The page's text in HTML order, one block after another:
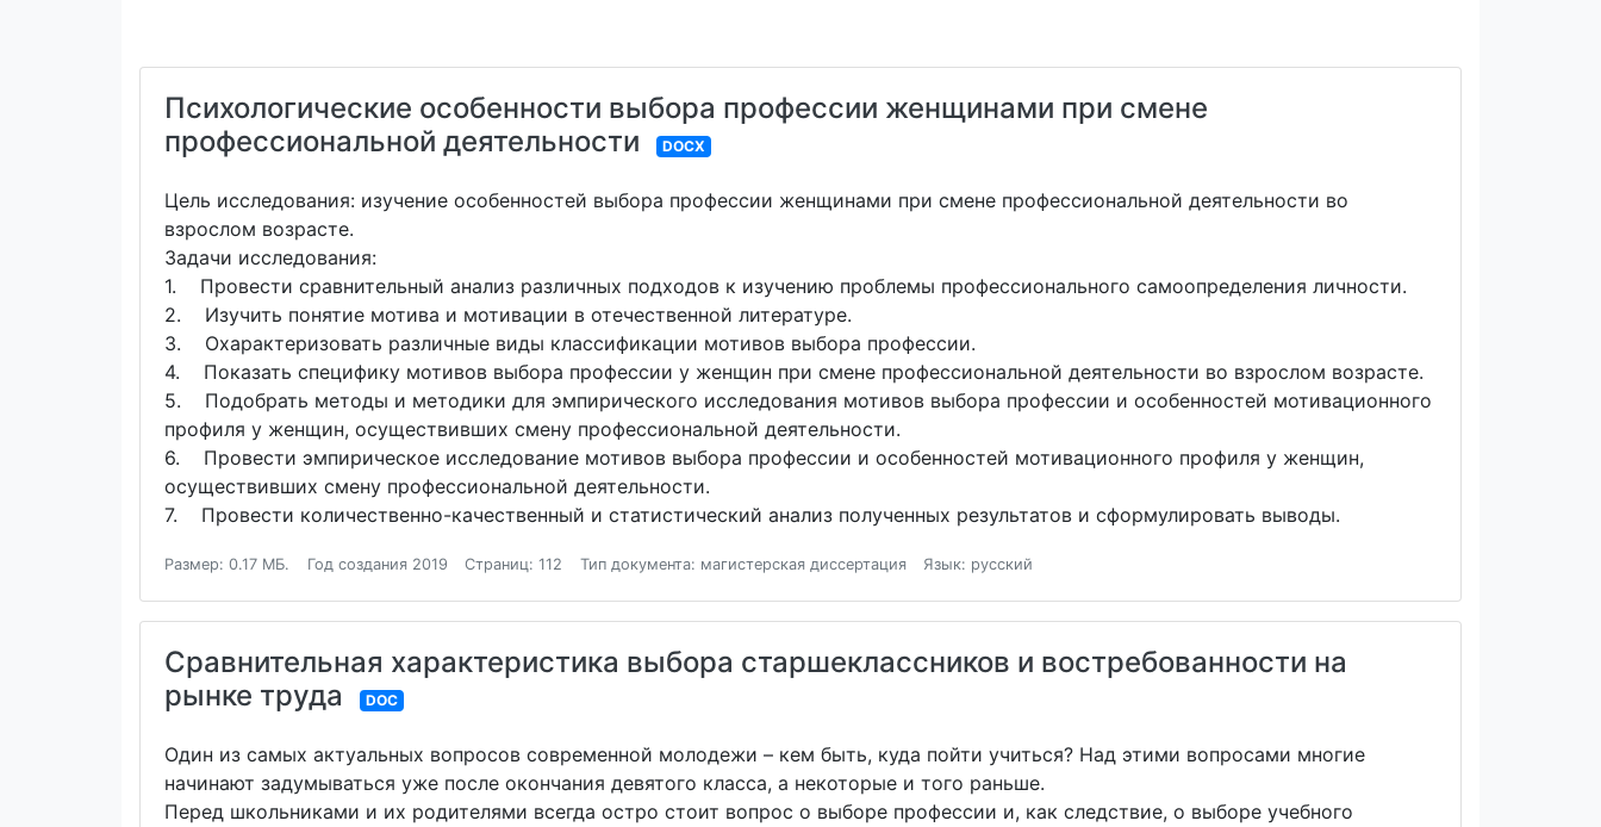
Психологические особенности выбора профессии женщинами при смене
профессиональной деятельности
DOCX
Цель исследования: изучение особенностей выбора профессии женщинами при смене профессиональной деятельности во
взрослом возрасте.
Задачи исследования:
1. Провести сравнительный анализ различных подходов к изучению проблемы профессионального самоопределения личности.
2. Изучить понятие мотива и мотивации в отечественной литературе.
3. Охарактеризовать различные виды классификации мотивов выбора профессии.
4. Показать специфику мотивов выбора профессии у женщин при смене профессиональной деятельности во взрослом возрасте.
5. Подобрать методы и методики для эмпирического исследования мотивов выбора профессии и особенностей мотивационного
профиля у женщин, осуществивших смену профессиональной деятельности.
6. Провести эмпирическое исследование мотивов выбора профессии и особенностей мотивационного профиля у женщин,
осуществивших смену профессиональной деятельности.
7. Провести количественно-качественный и статистический анализ полученных результатов и сформулировать выводы.
Размер: 0.17 МБ. Год создания 2019 Страниц: 112 Тип документа: магистерская диссертация Язык: русский
Сравнительная характеристика выбора старшеклассников и востребованности на
рынке труда
DOC
Один из самых актуальных вопросов современной молодежи – кем быть, куда пойти учиться? Над этими вопросами многие
начинают задумываться уже после окончания девятого класса, а некоторые и того раньше.
Перед школьниками и их родителями всегда остро стоит вопрос о выборе профессии и, как следствие, о выборе учебного